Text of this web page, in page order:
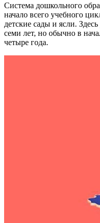
Система дошкольного
начало всего учебного
детские сады и ясли.
семи лет, но обычно в
четыре года.